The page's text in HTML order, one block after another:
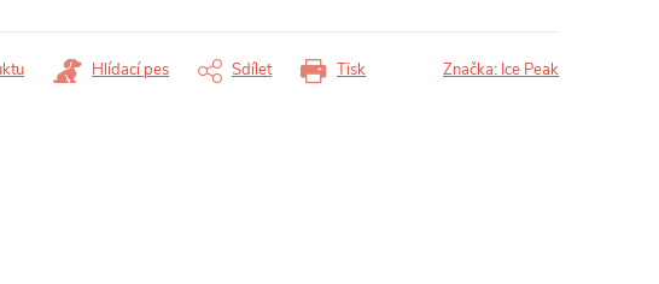
Tisk
Hlídací pes Sdílet Značka: Ice Peak